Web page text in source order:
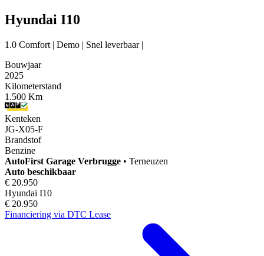
Hyundai I10
1.0 Comfort | Demo | Snel leverbaar |
Bouwjaar
2025
Kilometerstand
1.500 Km
Kenteken
JG-X05-F
Brandstof
Benzine
AutoFirst Garage Verbrugge • Terneuzen
Auto beschikbaar
€ 20.950
Hyundai I10
€ 20.950
Financiering via DTC Lease